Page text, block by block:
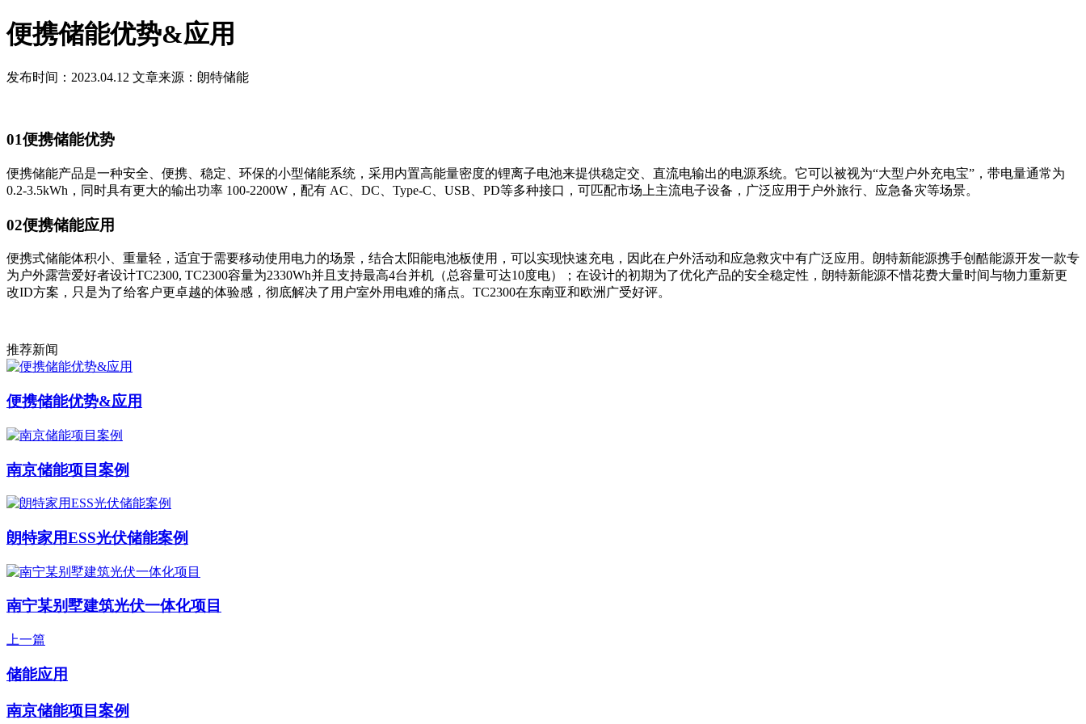
便携储能优势&应用
发布时间：2023.04.12 文章来源：朗特储能
01便携储能优势
便携储能产品是一种安全、便携、稳定、环保的小型储能系统，采用内置高能量密度的锂离子电池来提供稳定交、直流电输出的电源系统。它可以被视为“大型户外充电宝”，带电量通常为
0.2-3.5kWh，同时具有更大的输出功率 100-2200W，配有 AC、DC、Type-C、USB、PD等多种接口，可匹配市场上主流电子设备，广泛应用于户外旅行、应急备灾等场景。
02便携储能应用
便携式储能体积小、重量轻，适宜于需要移动使用电力的场景，结合太阳能电池板使用，可以实现快速充电，因此在户外活动和应急救灾中有广泛应用。朗特新能源携手创酷能源开发一款专
为户外露营爱好者设计TC2300, TC2300容量为2330Wh并且支持最高4台并机（总容量可达10度电）；在设计的初期为了优化产品的安全稳定性，朗特新能源不惜花费大量时间与物力重新更
改ID方案，只是为了给客户更卓越的体验感，彻底解决了用户室外用电难的痛点。TC2300在东南亚和欧洲广受好评。
推荐新闻
便携储能优势&应用
南京储能项目案例
朗特家用ESS光伏储能案例
南宁某别墅建筑光伏一体化项目
上一篇
储能应用
南京储能项目案例